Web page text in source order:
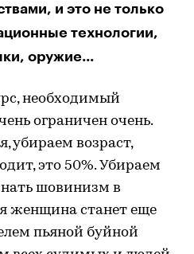
и это не только
технологии,
оружие...
необходимый
ограничен очень.
убираем возраст,
это 50%. Убираем
шовинизм в
женщина станет еще
пьяной буйной